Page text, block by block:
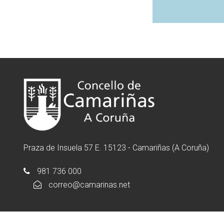
Praza de Insuela 57 E. 15123 - Camariñas (A Coruña)
981 736 000
correo@camarinas.net